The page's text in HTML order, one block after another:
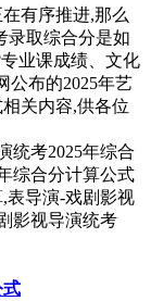
有序推进,那么
录取综合分是如
业课成绩、文化
公布的2025年艺
关内容,供各位
表导演-戏剧影视
影视导演统考
式